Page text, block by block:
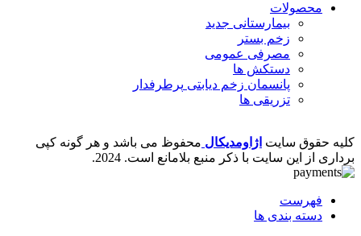
محصولات
بیمارستانی جدید
زخم بستر
مصرفی عمومی
دستکش ها
پانسمان زخم دیابتی پرطرفدار
تزریقی ها
کلیه حقوق سایت اژاومدیکال محفوظ می باشد و هر گونه کپی
برداری از این سایت با ذکر منبع بلامانع است. 2024.
فهرست
دسته بندی ها